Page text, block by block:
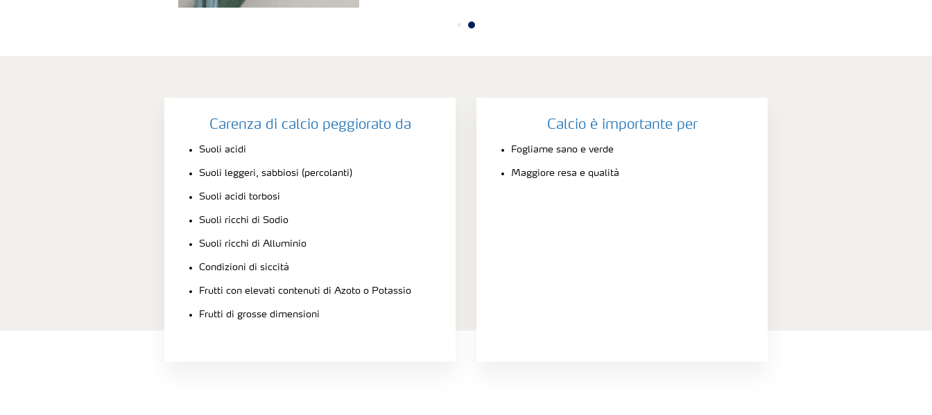
Carenza di calcio peggiorato da
Suoli acidi
Suoli leggeri, sabbiosi (percolanti)
Suoli acidi torbosi
Suoli ricchi di Sodio
Suoli ricchi di Alluminio
Condizioni di siccità
Frutti con elevati contenuti di Azoto o Potassio
Frutti di grosse dimensioni
Calcio è importante per
Fogliame sano e verde
Maggiore resa e qualità